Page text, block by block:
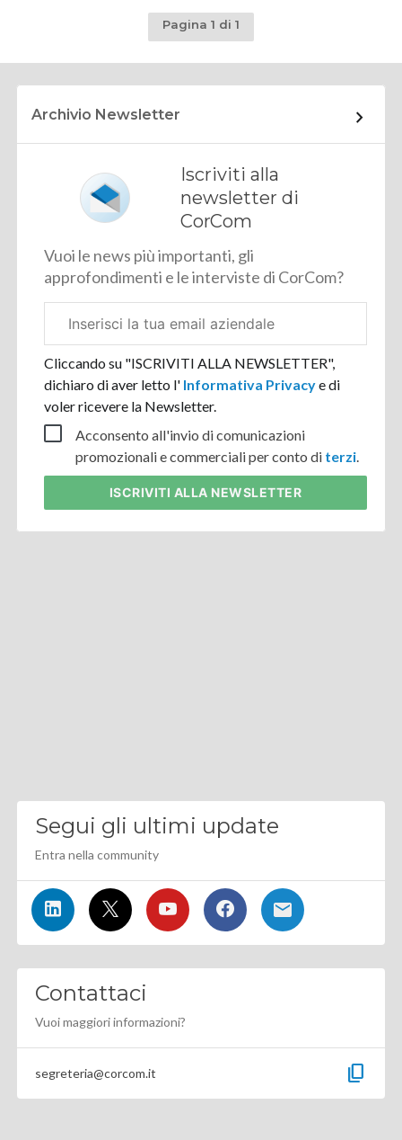
Pagina 1 di 1
Archivio Newsletter
Iscriviti alla
newsletter di
CorCom
Vuoi le news più importanti, gli
approfondimenti e le interviste di CorCom?
aziendale
Cliccando su "ISCRIVITI ALLA NEWSLETTER",
dichiaro di aver letto l' Informativa Privacye di
voler ricevere la Newsletter.
Acconsento all'invio di comunicazioni
promozionali e commerciali per conto di terzi.
ISCRIVITI ALLA NEWSLETTER
Segui gli ultimi update
Entra nella community
Contattaci
Vuoi maggiori informazioni?
segreteria@corcom.it content_copy